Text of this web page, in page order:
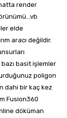
render
elde
aracı değildir.
basit işlemler
poligon
dahi bir kaç kez
Fusion360
döküman